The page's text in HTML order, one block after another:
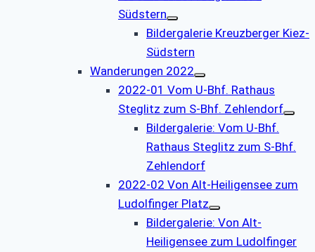
Südstern
Bildergalerie Kreuzberger Kiez-
Südstern
Wanderungen 2022
2022-01 Vom U-Bhf. Rathaus
Steglitz zum S-Bhf. Zehlendorf
Bildergalerie: Vom U-Bhf.
Rathaus Steglitz zum S-Bhf.
Zehlendorf
2022-02 Von Alt-Heiligensee zum
Ludolfinger Platz
Bildergalerie: Von Alt-
Heiligensee zum Ludolfinger